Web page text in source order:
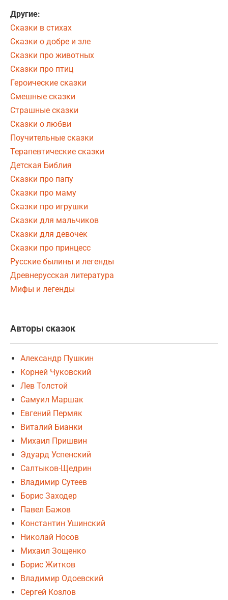
Другие:
Сказки в стихах
Сказки о добре и зле
Сказки про животных
Сказки про птиц
Героические сказки
Смешные сказки
Страшные сказки
Сказки о любви
Поучительные сказки
Терапевтические сказки
Детская Библия
Сказки про папу
Сказки про маму
Сказки про игрушки
Сказки для мальчиков
Сказки для девочек
Сказки про принцесс
Русские былины и легенды
Древнерусская литература
Мифы и легенды
Авторы сказок
Александр Пушкин
Корней Чуковский
Лев Толстой
Самуил Маршак
Евгений Пермяк
Виталий Бианки
Михаил Пришвин
Эдуард Успенский
Салтыков-Щедрин
Владимир Сутеев
Борис Заходер
Павел Бажов
Константин Ушинский
Николай Носов
Михаил Зощенко
Борис Житков
Владимир Одоевский
Сергей Козлов